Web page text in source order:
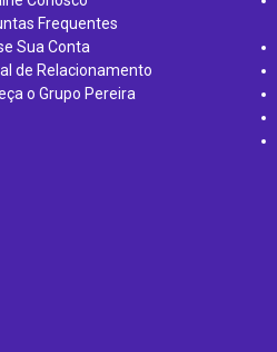
Frequentes
Sua Conta
de Relacionamento
o Grupo Pereira